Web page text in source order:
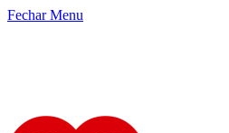
Fechar Menu